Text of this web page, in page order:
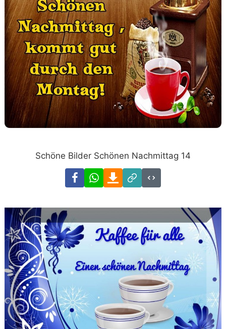
Schöne Bilder Schönen Nachmittag 14
FacebookWhatsAppDownload
Link
Code